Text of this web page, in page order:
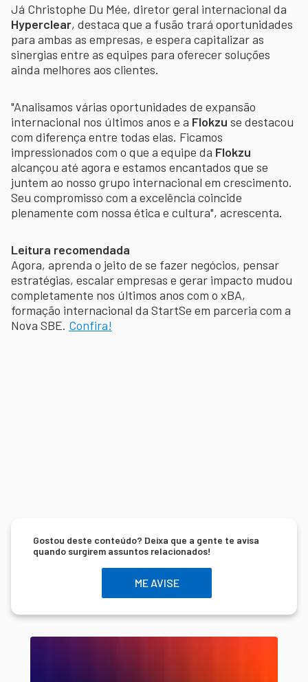
Já Christophe Du Mée, diretor geral internacional da
Hyperclear, destaca que a fusão trará oportunidades
para ambas as empresas, e espera capitalizar as
sinergias entre as equipes para oferecer soluções
ainda melhores aos clientes.
"Analisamos várias oportunidades de expansão
internacional nos últimos anos e a Flokzu se destacou
com diferença entre todas elas. Ficamos
impressionados com o que a equipe da Flokzu
alcançou até agora e estamos encantados que se
juntem ao nosso grupo internacional em crescimento.
Seu compromisso com a excelência coincide
plenamente com nossa ética e cultura", acrescenta.
Leitura recomendada
Agora, aprenda o jeito de se fazer negócios, pensar
estratégias, escalar empresas e gerar impacto mudou
completamente nos últimos anos com o xBA,
formação internacional da StartSe em parceria com a
Nova SBE. Confira!
Gostou deste conteúdo? Deixa que a gente te avisa
quando surgirem assuntos relacionados!
ME AVISE